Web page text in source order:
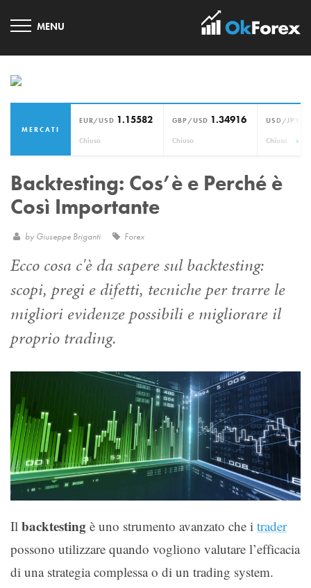
MERCATI
EUR/USD 1.15582
Chiuso
GBP/USD 1.34916
Chiuso
USD/JPY
Chiuso ›
Backtesting: Cos’è e Perché è
Così Importante
by Giuseppe Briganti Forex
Ecco cosa c'è da sapere sul backtesting:
scopi, pregi e difetti, tecniche per trarre le
migliori evidenze possibili e migliorare il
proprio trading.
Il backtesting è uno strumento avanzato che i trader
possono utilizzare quando vogliono valutare l’efficacia
di una strategia complessa o di un trading system.